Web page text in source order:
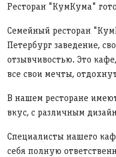
Ресторан "КумКума"
Семейный ресторан
Петербург заведение,
отзывчивостью. Это
все свои мечты,
В нашем ресторане
вкус, с различным
Специалисты нашего
себя полную